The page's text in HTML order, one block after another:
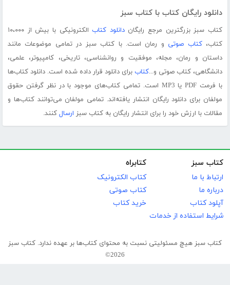
دانلود رایگان کتاب با کتاب سبز
کتاب سبز بزرگترین مرجع رایگاندانلود کتاب
الکترونیکی با بیش از ۱۰،۰۰۰
کتاب،کتاب صوتی و رمان است. با کتاب سبز در تمامی موضوعات مانند
داستان و رمان، مجله، موفقیت و روانشناسی، تاریخی، کامپیوتر، علمی،
دانشگاهی، کتاب صوتی و...کتاب برای دانلود قرار داده شده است. دانلود کتاب‌ها
با فرمت PDF یا MP3 است. تمامی کتاب‌های موجود با در نظر گرفتن حقوق
مولفان برای دانلود رایگان انتشار یافته‌اند. تمامی مولفان می‌توانند کتاب‌ها و
مقالات با ارزش خود را برای انتشار رایگان به کتاب سبز ارسال کنند.
کتاب سبز
ارتباط با ما
درباره ما
آپلود کتاب
شرایط استفاده از خدمات
کتابراه
کتاب الکترونیک
کتاب صوتی
خرید کتاب
کتاب سبز هیچ مسئولیتی نسبت به محتوای کتاب‌ها بر عهده ندارد. کتاب سبز
2026©